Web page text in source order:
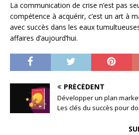
La communication de crise n’est pas
compétence à acquérir, c’est un art à
avec succès dans les eaux
affaires d’aujourd’hui.
PRÉCÉDENT
Développer un plan
Les clés du succès pour